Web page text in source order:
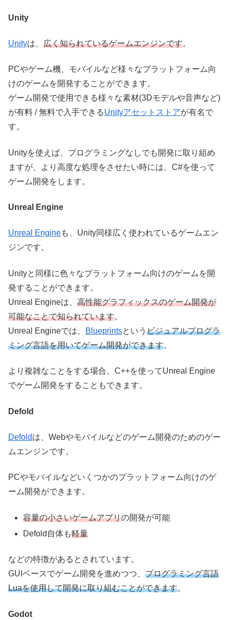
Unity
Unityは、 広く知られているゲームエンジンです。
PCやゲーム機、モバイルなど様々なプラットフォーム向
けのゲームを開発することができます。
ゲーム開発で使用できる様々な素材(3Dモデルや音声など)
が有料 / 無料で入手できるUnityアセットストアが有名で
す。
Unityを使えば、プログラミングなしでも開発に取り組め
ますが、より高度な処理をさせたい時には、C#を使って
ゲーム開発をします。
Unreal Engine
Unreal Engineも、Unity同様広く使われているゲームエン
ジンです。
Unityと同様に色々なプラットフォーム向けのゲームを開
発することができます。
Unreal Engineは、 高性能グラフィックスのゲーム開発が
可能なことで知られています。
Unreal Engineでは、
Blueprintsという ビジュアルプログラ
ミング言語を用いてゲーム開発ができます。
より複雑なことをする場合、C++を使ってUnreal Engine
でゲーム開発をすることもできます。
Defold
Defoldは、Webやモバイルなどのゲーム開発のためのゲー
ムエンジンです。
PCやモバイルなどいくつかのプラットフォーム向けのゲ
ーム開発ができます。
容量の小さいゲームアプリの開発が可能
Defold自体も軽量
などの特徴があるとされています。
GUIベースでゲーム開発を進めつつ、 プログラミング言語
Luaを使用して開発に取り組むことができます。
Godot